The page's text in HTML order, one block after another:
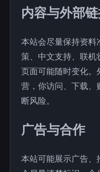
内容与外部
本站会尽量保持资料
策、中文支持、联
页面可能随时变化。
营，你访问、下载、
断风险。
广告与合作
本站可能展示广告、